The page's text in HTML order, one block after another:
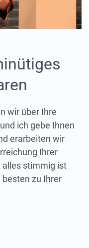
wir über Ihre
ich gebe Ihnen
erarbeiten wir
Ihrer
alles stimmig ist
zu Ihrer